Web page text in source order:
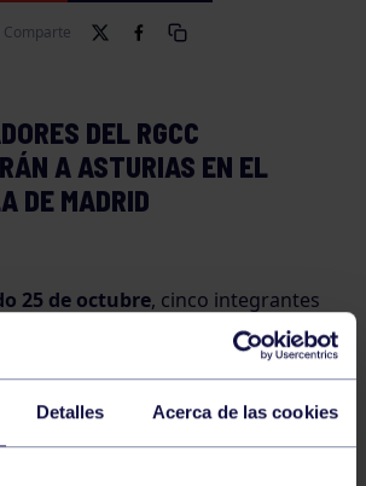
Detalles Acerca de las cookies
Comparte
DEL RGCC
A ASTURIAS EN EL
DE MADRID
25 de octubre, cinco integrantes
Olímpica
del Real Grupo de
participarán en el prestigioso
, formando parte de la
.